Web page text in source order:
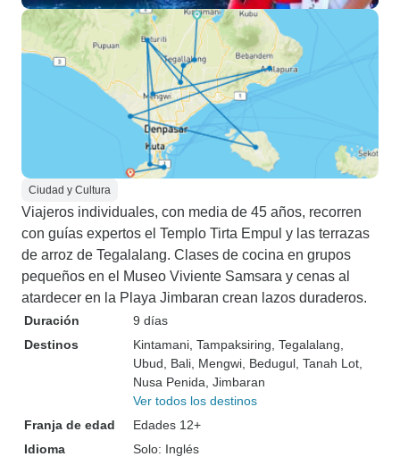
Ciudad y Cultura
Viajeros individuales, con media de 45 años, recorren
con guías expertos el Templo Tirta Empul y las terrazas
de arroz de Tegalalang. Clases de cocina en grupos
pequeños en el Museo Viviente Samsara y cenas al
atardecer en la Playa Jimbaran crean lazos duraderos.
Duración
9 días
Destinos
Kintamani , Tampaksiring , Tegalalang
Ubud , Bali , Mengwi , Bedugul , Tanah Lot
Nusa Penida , Jimbaran
Ver todos los destinos
Franja de edad
Edades 12+
Idioma
Solo: Inglés